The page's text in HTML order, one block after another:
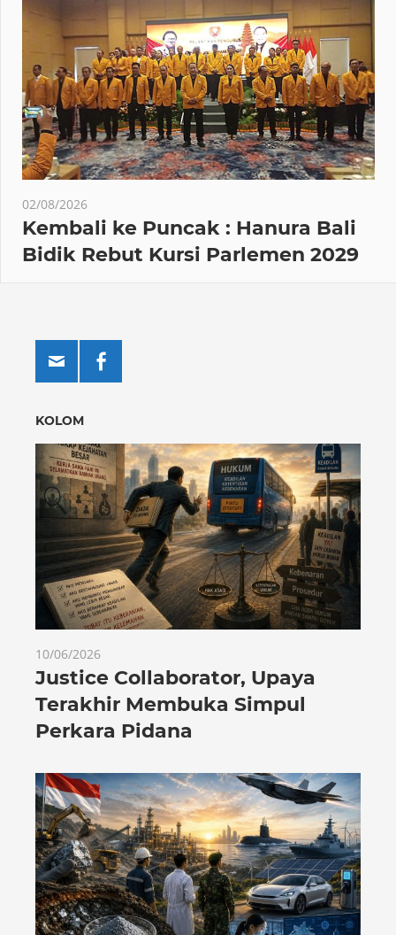
02/08/2026
Kembali ke Puncak : Hanura Bali
Bidik Rebut Kursi Parlemen 2029
KOLOM
10/06/2026
Justice Collaborator, Upaya
Terakhir Membuka Simpul
Perkara Pidana